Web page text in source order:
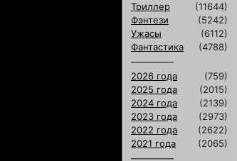
Триллер
(11644)
Фэнтези
(5242)
Ужасы
(6112)
Фантастика
(4788)
2026 года
(759)
2025 года
(2015)
2024 года
(2139)
2023 года
(2973)
2022 года
(2622)
2021 года
(2065)